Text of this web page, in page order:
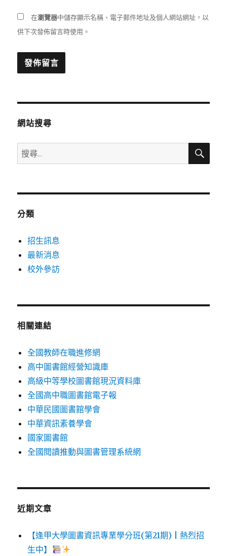
在瀏覽器中儲存顯示名稱、電子郵件地址及個人網站網址，以
供下次發佈留言時使用。
網站搜尋
搜
尋
鍵
搜
分類
招生訊息
最新消息
校外參訪
相關連結
全國教師在職進修網
高中圖書館經營知識庫
高級中等學校圖書館現況資料庫
全國高中職圖書館電子報
中華民國圖書館學會
中華資訊素養學會
國家圖書館
全國閱讀推動與圖書管理系統網
近期文章
【逢甲大學圖書資訊專業學分班(第21期) | 熱烈招
生中】